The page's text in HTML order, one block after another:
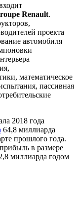
Renault.
проекта
автомобиля
математическое
пассивная
2018 года
64,8 миллиарда
прошлого года.
в размере
миллиарда годом